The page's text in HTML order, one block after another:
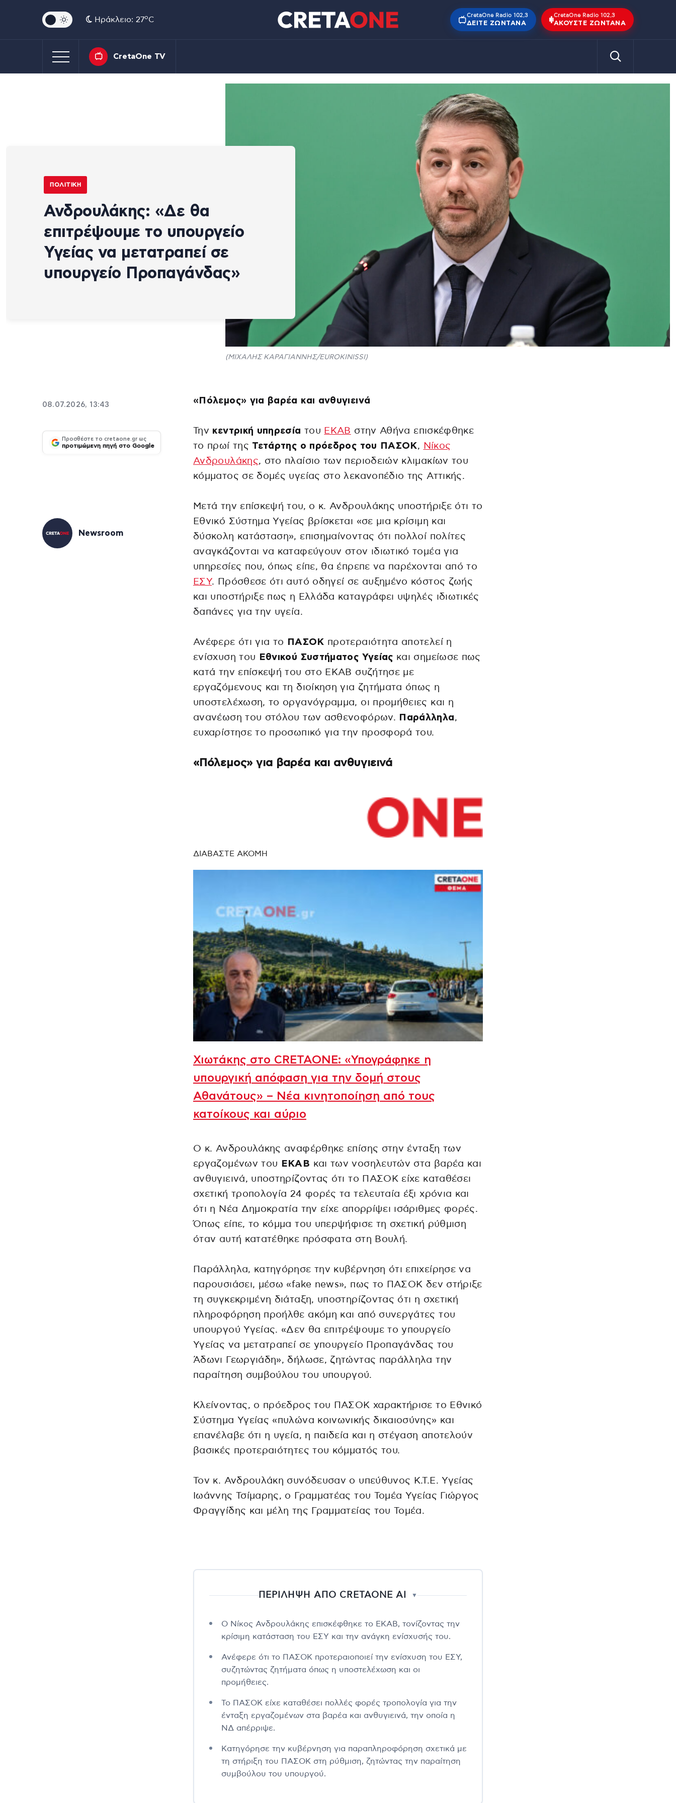
Ηράκλειο: 27oC
CretaOne Radio 102,3
ΔΕΊΤΕ ΖΩΝΤΑΝΆ
CretaOne Radio 102,3
ΑΚΟΎΣΤΕ ΖΩΝΤΑΝΆ
CretaOne TV
ΠΟΛΙΤΙΚΉ
Ανδρουλάκης: «Δε θα
επιτρέψουμε το υπουργείο
Υγείας να μετατραπεί σε
υπουργείο Προπαγάνδας»
(ΜΙΧΑΛΗΣ ΚΑΡΑΓΙΑΝΝΗΣ/EUROKINISSI)
08.07.2026, 13:43
Προσθέστε το cretaone.gr ως
προτιμώμενη πηγή στο Google
Newsroom
«Πόλεμος» για βαρέα και ανθυγιεινά
Την κεντρική υπηρεσία του ΕΚΑΒ στην Αθήνα επισκέφθηκε
το πρωί της Τετάρτης ο πρόεδρος του ΠΑΣΟΚ, Νίκος
Ανδρουλάκης, στο πλαίσιο των περιοδειών κλιμακίων του
κόμματος σε δομές υγείας στο λεκανοπέδιο της Αττικής.
Μετά την επίσκεψή του, ο κ. Ανδρουλάκης υποστήριξε ότι το
Εθνικό Σύστημα Υγείας βρίσκεται «σε μια κρίσιμη και
δύσκολη κατάσταση», επισημαίνοντας ότι πολλοί πολίτες
αναγκάζονται να καταφεύγουν στον ιδιωτικό τομέα για
υπηρεσίες που, όπως είπε, θα έπρεπε να παρέχονται από το
ΕΣΥ. Πρόσθεσε ότι αυτό οδηγεί σε αυξημένο κόστος ζωής
και υποστήριξε πως η Ελλάδα καταγράφει υψηλές ιδιωτικές
δαπάνες για την υγεία.
Ανέφερε ότι για το ΠΑΣΟΚ προτεραιότητα αποτελεί η
ενίσχυση του
Εθνικού Συστήματος Υγείας και σημείωσε πως
κατά την επίσκεψή του στο ΕΚΑΒ συζήτησε με
εργαζόμενους και τη διοίκηση για ζητήματα όπως η
υποστελέχωση, το οργανόγραμμα, οι προμήθειες και η
ανανέωση του στόλου των ασθενοφόρων. Παράλληλα,
ευχαρίστησε το προσωπικό για την προσφορά του.
«Πόλεμος» για βαρέα και ανθυγιεινά
ΔΙΑΒΑΣΤΕ ΑΚΟΜΗ
Χιωτάκης στο CRETAONE: «Υπογράφηκε η
υπουργική απόφαση για την δομή στους
Αθανάτους» – Νέα κινητοποίηση από τους
κατοίκους και αύριο
Ο κ. Ανδρουλάκης αναφέρθηκε επίσης στην ένταξη των
εργαζομένων του
ΕΚΑΒ και των νοσηλευτών στα βαρέα και
ανθυγιεινά, υποστηρίζοντας ότι το ΠΑΣΟΚ είχε καταθέσει
σχετική τροπολογία 24 φορές τα τελευταία έξι χρόνια και
ότι η Νέα Δημοκρατία την είχε απορρίψει ισάριθμες φορές.
Όπως είπε, το κόμμα του υπερψήφισε τη σχετική ρύθμιση
όταν αυτή κατατέθηκε πρόσφατα στη Βουλή.
Παράλληλα, κατηγόρησε την κυβέρνηση ότι επιχείρησε να
παρουσιάσει, μέσω «fake news», πως το ΠΑΣΟΚ δεν στήριξε
τη συγκεκριμένη διάταξη, υποστηρίζοντας ότι η σχετική
πληροφόρηση προήλθε ακόμη και από συνεργάτες του
υπουργού Υγείας. «Δεν θα επιτρέψουμε το yπουργείο
Υγείας να μετατραπεί σε yπουργείο Προπαγάνδας του
Άδωνι Γεωργιάδη», δήλωσε, ζητώντας παράλληλα την
παραίτηση συμβούλου του υπουργού.
Κλείνοντας, ο πρόεδρος του ΠΑΣΟΚ χαρακτήρισε το Εθνικό
Σύστημα Υγείας «πυλώνα κοινωνικής δικαιοσύνης» και
επανέλαβε ότι η υγεία, η παιδεία και η στέγαση αποτελούν
βασικές προτεραιότητες του κόμματός του.
Τον κ. Ανδρουλάκη συνόδευσαν ο υπεύθυνος Κ.Τ.Ε. Υγείας
Ιωάννης Τσίμαρης, ο Γραμματέας του Τομέα Υγείας Γιώργος
Φραγγίδης και μέλη της Γραμματείας του Τομέα.
ΠΕΡΙΛΗΨΗ ΑΠΟ CRETAONE AI ▼
Ο Νίκος Ανδρουλάκης επισκέφθηκε το ΕΚΑΒ, τονίζοντας την
κρίσιμη κατάσταση του ΕΣΥ και την ανάγκη ενίσχυσής του.
Ανέφερε ότι το ΠΑΣΟΚ προτεραιοποιεί την ενίσχυση του ΕΣΥ,
συζητώντας ζητήματα όπως η υποστελέχωση και οι
προμήθειες.
Το ΠΑΣΟΚ είχε καταθέσει πολλές φορές τροπολογία για την
ένταξη εργαζομένων στα βαρέα και ανθυγιεινά, την οποία η
ΝΔ απέρριψε.
Κατηγόρησε την κυβέρνηση για παραπληροφόρηση σχετικά με
τη στήριξη του ΠΑΣΟΚ στη ρύθμιση, ζητώντας την παραίτηση
συμβούλου του υπουργού.